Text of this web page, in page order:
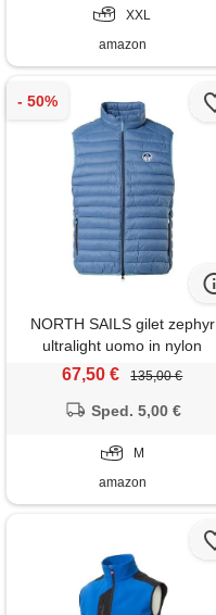
XXL
amazon
NORTH SAILS gilet zephyr
ultralight uomo in nylon
riciclato
67,50 € 135,00 €
Sped. 5,00 €
M
amazon